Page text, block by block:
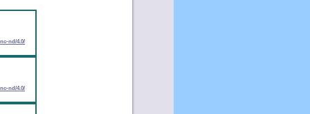
nd/4.0/
nd/4.0/